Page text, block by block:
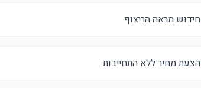
חידוש מראה הריצוף
הצעת מחיר ללא התחייבות